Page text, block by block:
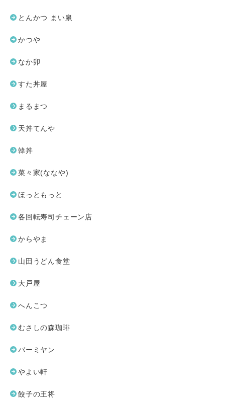
とんかつ まい泉
かつや
なか卯
すた丼屋
まるまつ
天丼てんや
韓丼
菜々家(ななや)
ほっともっと
各回転寿司チェーン店
からやま
山田うどん食堂
大戸屋
へんこつ
むさしの森珈琲
バーミヤン
やよい軒
餃子の王将